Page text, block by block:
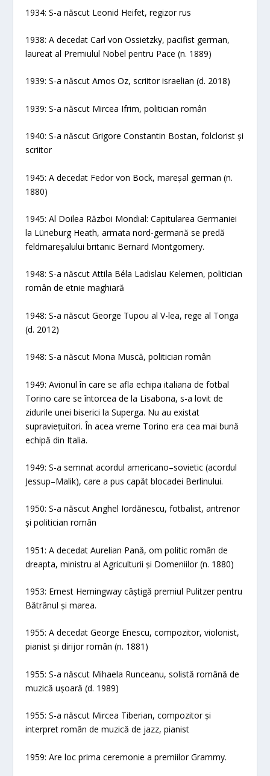
1934: S-a născut Leonid Heifet, regizor rus
1938: A decedat Carl von Ossietzky, pacifist german,
laureat al Premiulul Nobel pentru Pace (n. 1889)
1939: S-a născut Amos Oz, scriitor israelian (d. 2018)
1939: S-a născut Mircea Ifrim, politician român
1940: S-a născut Grigore Constantin Bostan, folclorist și
scriitor
1945: A decedat Fedor von Bock, mareșal german (n.
1880)
1945: Al Doilea Război Mondial: Capitularea Germaniei
la Lüneburg Heath, armata nord-germană se predă
feldmareșalului britanic Bernard Montgomery.
1948: S-a născut Attila Béla Ladislau Kelemen, politician
român de etnie maghiară
1948: S-a născut George Tupou al V-lea, rege al Tonga
(d. 2012)
1948: S-a născut Mona Muscă, politician român
1949: Avionul în care se afla echipa italiana de fotbal
Torino care se întorcea de la Lisabona, s-a lovit de
zidurile unei biserici la Superga. Nu au existat
supraviețuitori. În acea vreme Torino era cea mai bună
echipă din Italia.
1949: S-a semnat acordul americano–sovietic (acordul
Jessup–Malik), care a pus capăt blocadei Berlinului.
1950: S-a născut Anghel Iordănescu, fotbalist, antrenor
și politician român
1951: A decedat Aurelian Pană, om politic român de
dreapta, ministru al Agriculturii și Domeniilor (n. 1880)
1953: Ernest Hemingway câștigă premiul Pulitzer pentru
Bătrânul și marea.
1955: A decedat George Enescu, compozitor, violonist,
pianist și dirijor român (n. 1881)
1955: S-a născut Mihaela Runceanu, solistă română de
muzică ușoară (d. 1989)
1955: S-a născut Mircea Tiberian, compozitor și
interpret român de muzică de jazz, pianist
1959: Are loc prima ceremonie a premiilor Grammy.